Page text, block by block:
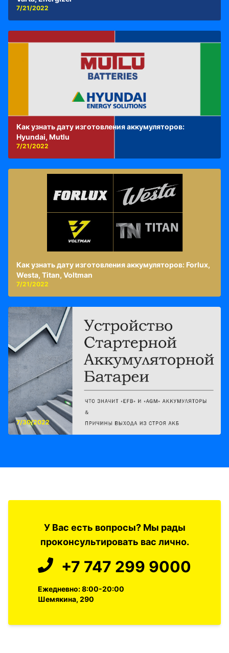
7/21/2022
Как узнать дату изготовления аккумуляторов:
Hyundai, Mutlu
7/21/2022
Как узнать дату изготовления аккумуляторов: Forlux,
Westa, Titan, Voltman
7/21/2022
7/30/2022
У Вас есть вопросы? Мы рады
проконсультировать вас лично.
+7 747 299 9000
Ежедневно: 8:00-20:00
Шемякина, 290